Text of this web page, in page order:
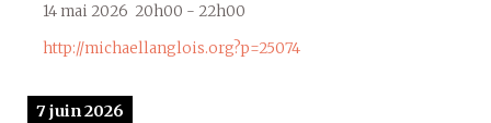
14 mai 2026 20h00 - 22h00
http://michaellanglois.org?p=25074
7 juin 2026